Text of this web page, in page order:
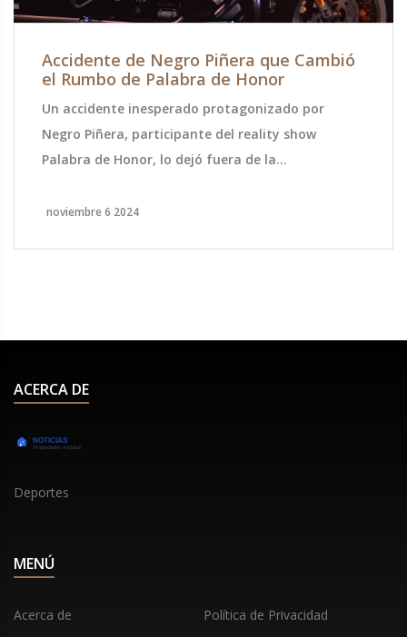
Accidente de Negro Piñera que Cambió
el Rumbo de Palabra de Honor
Un accidente inesperado protagonizado por
Negro Piñera, participante del reality show
Palabra de Honor, lo dejó fuera de la
apoyo inmediato tras el suceso. Aunque los
noviembre 6 2024
ACERCA DE
Deportes
MENÚ
Acerca de Política de Privacidad